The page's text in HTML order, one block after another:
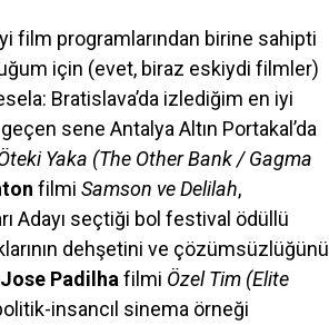
film programlarından birine sahipti
için (evet, biraz eskiydi filmler)
Bratislava’da izlediğim en iyi
geçen sene Antalya Altın Portakal’da
Yaka (The Other Bank / Gagma
filmi Samson ve Delilah,
Adayı seçtiği bol festival ödüllü
dehşetini ve çözümsüzlüğünü
Jose Padilhafilmi Özel Tim (Elite
insancıl sinema örneği